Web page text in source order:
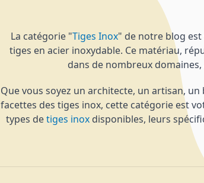
La catégorie "Tiges Inox" de notre blog
tiges en acier inoxydable. Ce matériau,
dans de nombreux
Que vous soyez un architecte, un artisan,
facettes des tiges inox, cette catégorie est
types detiges inoxdisponibles, leurs